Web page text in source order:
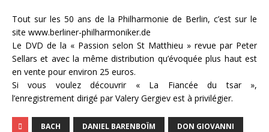
Tout sur les 50 ans de la Philharmonie de Berlin, c’est sur le
site www.berliner-philharmoniker.de
Le DVD de la « Passion selon St Matthieu » revue par Peter
Sellars et avec la même distribution qu’évoquée plus haut est
en vente pour environ 25 euros.
Si vous voulez découvrir « La Fiancée du tsar »,
l’enregistrement dirigé par Valery Gergiev est à privilégier.
BACH DANIEL BARENBOÏM DON GIOVANNI